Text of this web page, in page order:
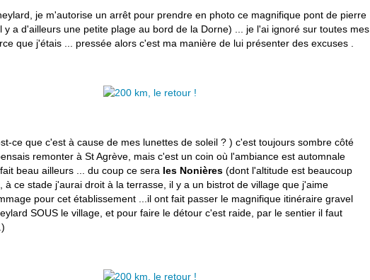
je m'autorise un arrêt pour prendre en photo ce magnifique pont de pierre
y a d'ailleurs une petite plage au bord de la Dorne) ... je l'ai ignoré sur toutes mes
que j'étais ... pressée alors c'est ma manière de lui présenter des excuses .
ce que c'est à cause de mes lunettes de soleil ? ) c'est toujours sombre côté
remonter à St Agrève, mais c'est un coin où l'ambiance est automnale
beau ailleurs ... du coup ce sera les Nonières (dont l'altitude est beaucoup
à ce stade j'aurai droit à la terrasse, il y a un bistrot de village que j'aime
pour cet établissement ...il ont fait passer le magnifique itinéraire gravel
SOUS le village, et pour faire le détour c'est raide, par le sentier il faut